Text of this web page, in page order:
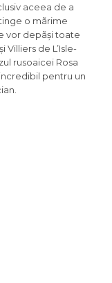
aceea de a
o mãrime
vor depãși toate
de L’Isle-
rusoaicei Rosa
pentru un